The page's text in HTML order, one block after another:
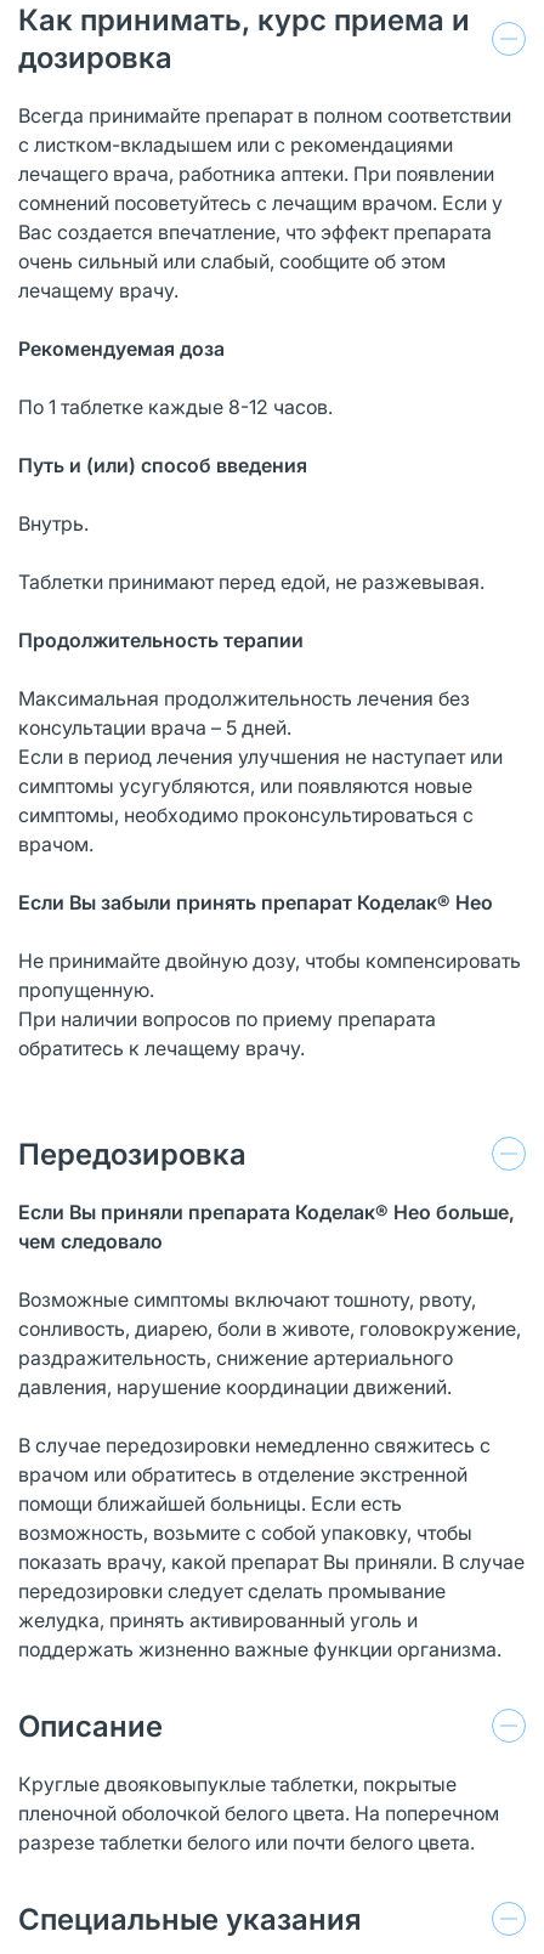
Как принимать, курс приема и
дозировка
Всегда принимайте препарат в полном соответствии
с листком-вкладышем или с рекомендациями
лечащего врача, работника аптеки. При появлении
сомнений посоветуйтесь с лечащим врачом. Если у
Вас создается впечатление, что эффект препарата
очень сильный или слабый, сообщите об этом
лечащему врачу.
Рекомендуемая доза
По 1 таблетке каждые 8-12 часов.
Путь и (или) способ введения
Внутрь.
Таблетки принимают перед едой, не разжевывая.
Продолжительность терапии
Максимальная продолжительность лечения без
консультации врача – 5 дней.
Если в период лечения улучшения не наступает или
симптомы усугубляются, или появляются новые
симптомы, необходимо проконсультироваться с
врачом.
Если Вы забыли принять препарат Коделак® Нео
Не принимайте двойную дозу, чтобы компенсировать
пропущенную.
При наличии вопросов по приему препарата
обратитесь к лечащему врачу.
Передозировка
Если Вы приняли препарата Коделак® Нео больше,
чем следовало
Возможные симптомы включают тошноту, рвоту,
сонливость, диарею, боли в животе, головокружение,
раздражительность, снижение артериального
давления, нарушение координации движений.
В случае передозировки немедленно свяжитесь с
врачом или обратитесь в отделение экстренной
помощи ближайшей больницы. Если есть
возможность, возьмите с собой упаковку, чтобы
показать врачу, какой препарат Вы приняли. В случае
передозировки следует сделать промывание
желудка, принять активированный уголь и
поддержать жизненно важные функции организма.
Описание
Круглые двояковыпуклые таблетки, покрытые
пленочной оболочкой белого цвета. На поперечном
разрезе таблетки белого или почти белого цвета.
Специальные указания